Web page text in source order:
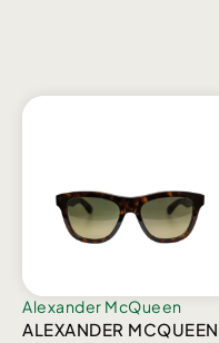
Alexander McQueen
ALEXANDER MCQUEEN